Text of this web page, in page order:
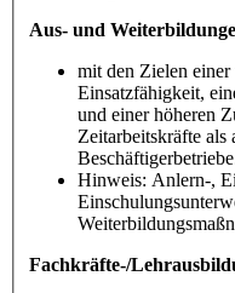
Aus- und
mit den Zielen
Einsatzfähigkeit,
und einer höheren
Zeitarbeitskräfte als
Hinweis: Anlern-,
Fachkräfte-/